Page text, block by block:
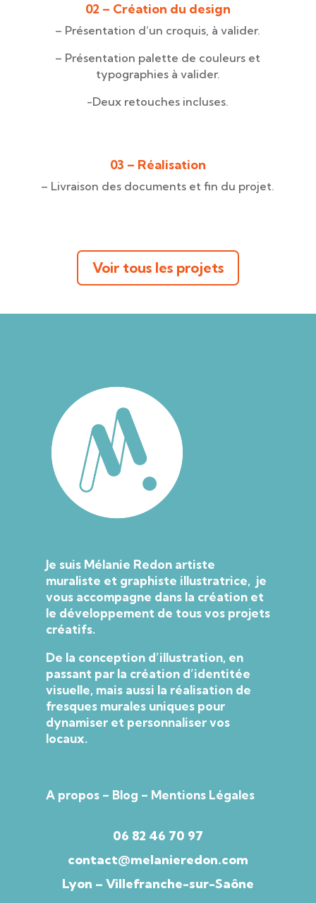
02 – Création du design
– Présentation d’un croquis, à valider.
– Présentation palette de couleurs et
typographies à valider.
-Deux retouches incluses.
03 – Réalisation
– Livraison des documents et fin du projet.
Voir tous les projets
Je suis Mélanie Redon artiste
muraliste et graphiste illustratrice, je
vous accompagne dans la création et
le développement de tous vos projets
créatifs.
De la conception d’illustration, en
passant par la création d’identitée
visuelle, mais aussi la réalisation de
fresques murales uniques pour
dynamiser et personnaliser vos
locaux.
A propos– Blog – Mentions Légales
06 82 46 70 97
contact@melanieredon.com
Lyon – Villefranche-sur-Saône